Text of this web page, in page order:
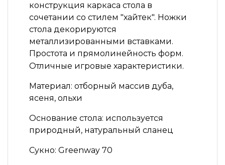
конструкция каркаса стола в
сочетании со стилем "хайтек". Ножки
стола декорируются
металлизированными вставками.
Простота и прямолинейность форм.
Отличные игровые характеристики.
Материал: отборный массив дуба,
ясеня, ольхи
Основание стола: используется
природный, натуральный сланец
Сукно: Greenway 70